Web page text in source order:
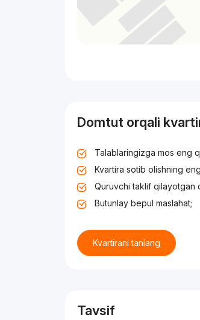
Domtut orqali
Talablaringizga mos eng
Kvartira sotib olishning
Quruvchi taklif qilayotgan
Butunlay bepul maslahat;
Kvartirani tanlang
Tavsif